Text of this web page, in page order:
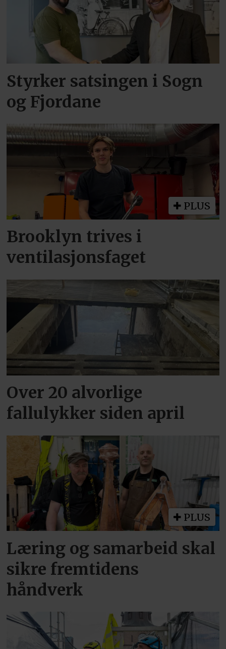
Styrker satsingen i Sogn
og Fjordane
PLUS
Brooklyn trives i
ventilasjonsfaget
Over 20 alvorlige
fallulykker siden april
PLUS
Læring og samarbeid skal
sikre fremtidens
håndverk